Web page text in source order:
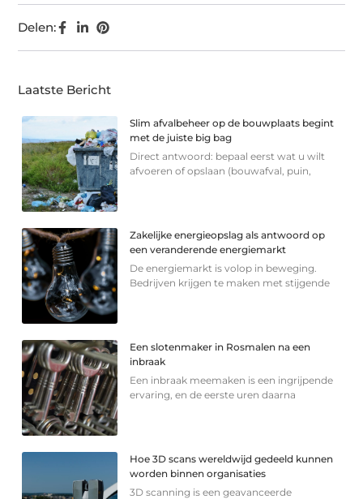
Delen:
Laatste Bericht
Slim afvalbeheer op de bouwplaats begint
met de juiste big bag
Direct antwoord: bepaal eerst wat u wilt
afvoeren of opslaan (bouwafval, puin,
Zakelijke energieopslag als antwoord op
een veranderende energiemarkt
De energiemarkt is volop in beweging.
Bedrijven krijgen te maken met stijgende
Een slotenmaker in Rosmalen na een
inbraak
Een inbraak meemaken is een ingrijpende
ervaring, en de eerste uren daarna
Hoe 3D scans wereldwijd gedeeld kunnen
worden binnen organisaties
3D scanning is een geavanceerde